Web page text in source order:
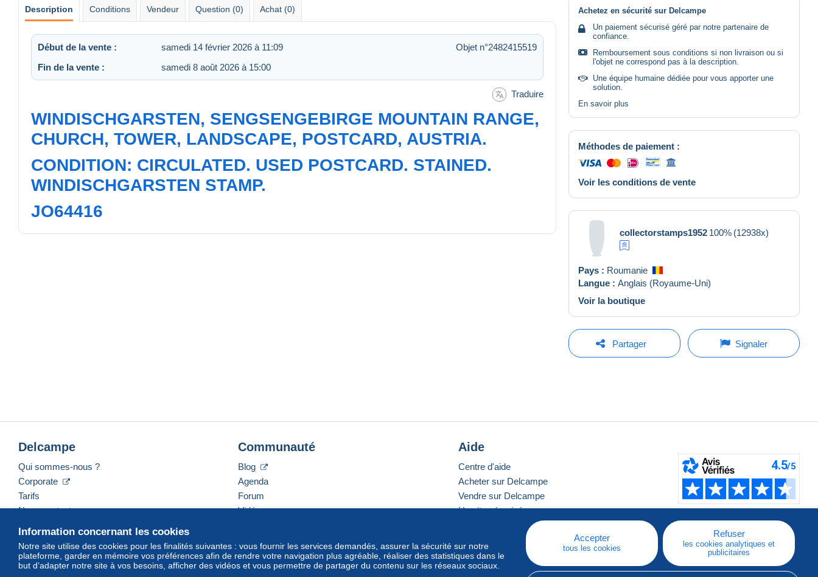
Description Conditions Vendeur Question (0) Achat (0)
Début de la vente : samedi 14 février 2026 à 11:09
Objet n°2482415519
Fin de la vente :
samedi 8 août 2026 à 15:00
Traduire
WINDISCHGARSTEN, SENGSENGEBIRGE MOUNTAIN RANGE,
CHURCH, TOWER, LANDSCAPE, POSTCARD, AUSTRIA.
CONDITION: CIRCULATED. USED POSTCARD. STAINED.
WINDISCHGARSTEN STAMP.
JO64416
Achetez en sécurité sur Delcampe
Un paiement sécurisé géré par notre partenaire de
confiance.
Remboursement sous conditions si non livraison ou si
l'objet ne correspond pas à la description.
Une équipe humaine dédiée pour vous apporter une
solution.
En savoir plus
Méthodes de paiement :
Voir les conditions de vente
collectorstamps1952 100% (12938x)
Pays : Roumanie
Langue : Anglais (Royaume-Uni)
Voir la boutique
Partager Signaler
Information concernant les cookies
Notre site utilise des cookies pour les finalités suivantes : vous fournir les services demandés, assurer la sécurité sur notre
plateforme, garder en mémoire vos préférences afin de rendre votre navigation plus agréable, réaliser des statistiques dans le
but d’adapter notre site à vos besoins, afficher des vidéos et vous permettre de partager du contenu sur les réseaux sociaux.
Accepter
tous les cookies
Refuser
les cookies analytiques et
publicitaires
Delcampe
Qui sommes-nous ?
Corporate
Tarifs
Nous contacter
Communauté
Blog
Agenda
Forum
Vidéos
Aide
Centre d'aide
Acheter sur Delcampe
Vendre sur Delcampe
Un site sécurisé
Français USD America/Indiana/Vevay Mode standard